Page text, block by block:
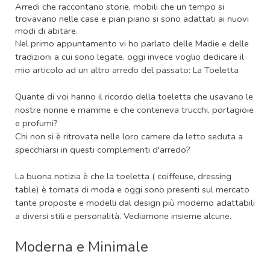
Arredi che raccontano storie, mobili che un tempo si
trovavano nelle case e pian piano si sono adattati ai nuovi
modi di abitare.
Nel primo appuntamento vi ho parlato delle Madie e delle
tradizioni a cui sono legate, oggi invece voglio dedicare il
mio articolo ad un altro arredo del passato: La Toeletta
Quante di voi hanno il ricordo della toeletta che usavano le
nostre nonne e mamme e che conteneva trucchi, portagioie
e profumi?
Chi non si è ritrovata nelle loro camere da letto seduta a
specchiarsi in questi complementi d'arredo?
La buona notizia è che la toeletta ( coiffeuse, dressing
table) è tornata di moda e oggi sono presenti sul mercato
tante proposte e modelli dal design più moderno adattabili
a diversi stili e personalità. Vediamone insieme alcune.
Moderna e Minimale